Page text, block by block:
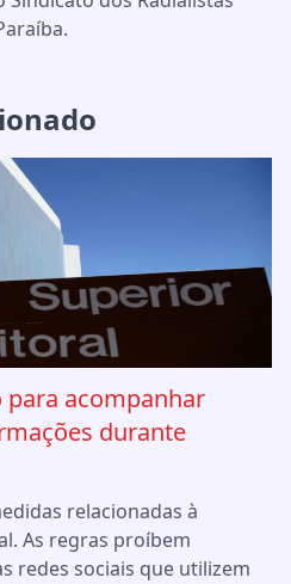
para acompanhar
durante
relacionadas à
As regras proíbem
redes sociais que utilizem